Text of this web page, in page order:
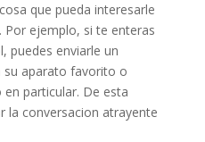
que pueda interesarle
Por ejemplo, si te enteras
puedes enviarle un
su aparato favorito o
particular. De esta
la conversacion atrayente